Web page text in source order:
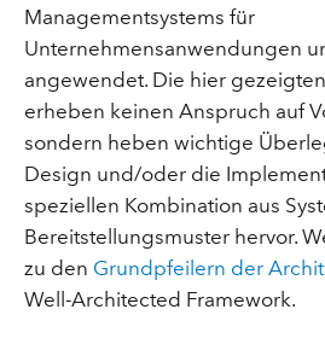
Managementsystems für
Unternehmensanwendungen
angewendet. Die hier
erheben keinen Anspruch auf
sondern heben wichtige
Design und/oder die
speziellen Kombination aus
Bereitstellungsmuster hervor.
zu den Grundpfeilern der
Well-Architected Framework.